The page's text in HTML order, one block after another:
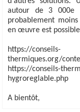
autour de 3 000e
probablement
en œuvre est
https://conseils-
thermiques.org/
https://conseils-
hygroreglable.php
A bientôt,